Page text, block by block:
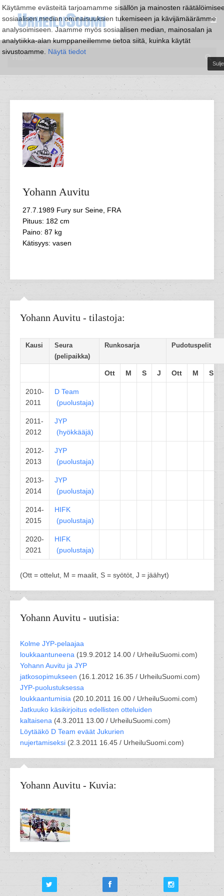
Käytämme evästeitä tarjoamamme sisällön ja mainosten
sosiaalisen median ominaisuuksien tukemiseen ja kävijämäärämme
analysoimiseen. Jaamme myös sosiaalisen median, mainosalan ja
analytiikka-alan kumppaneillemme tietoa siitä, kuinka käytät
sivustoamme. Näytä tiedot
Sulje
Yohann Auvitu
27.7.1989 Fury sur Seine, FRA
Pituus: 182 cm
Paino: 87 kg
Kätisyys: vasen
Yohann Auvitu - tilastoja:
Kausi
Seura
(pelipaikka)
Runkosarja Pudotuspelit
Ott M S J Ott M S
2010-
2011
D Team
(puolustaja)
2011-
2012
JYP
(hyökkääjä)
2012-
2013
JYP
(puolustaja)
2013-
2014
JYP
(puolustaja)
2014-
2015
HIFK
(puolustaja)
2020-
2021
HIFK
(puolustaja)
(Ott = ottelut, M = maalit, S = syötöt, J = jäähyt)
Yohann Auvitu - uutisia:
Kolme JYP-pelaajaa
loukkaantuneena (19.9.2012 14.00 / UrheiluSuomi.com)
Yohann Auvitu ja JYP
jatkosopimukseen (16.1.2012 16.35 / UrheiluSuomi.com)
JYP-puolustuksessa
loukkaantumisia (20.10.2011 16.00 / UrheiluSuomi.com)
Jatkuuko käsikirjoitus edellisten otteluiden
kaltaisena (4.3.2011 13.00 / UrheiluSuomi.com)
Löytääkö D Team eväät Jukurien
nujertamiseksi (2.3.2011 16.45 / UrheiluSuomi.com)
Yohann Auvitu - Kuvia: